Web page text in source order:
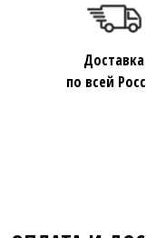
Доставка
по всей